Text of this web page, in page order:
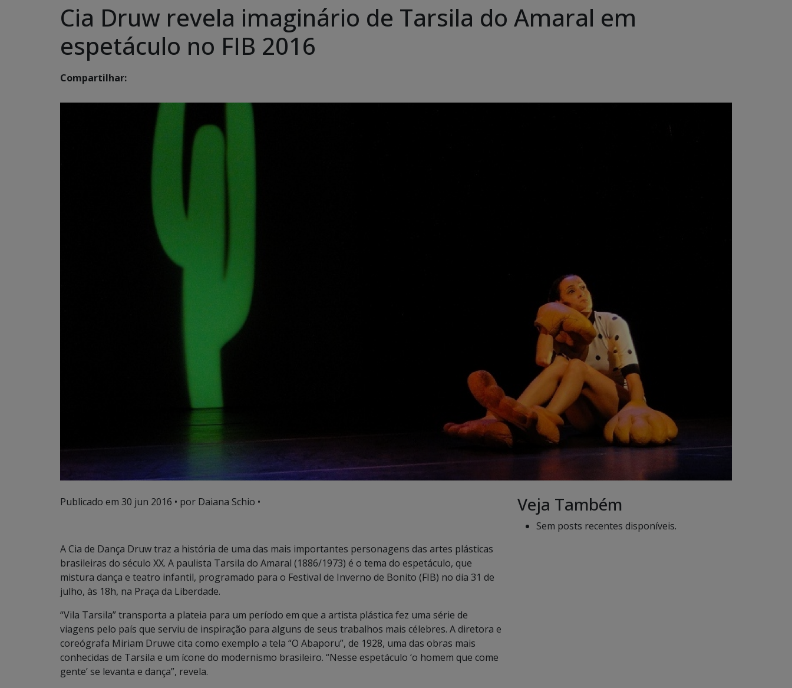
Cia Druw revela imaginário de Tarsila do Amaral em
espetáculo no FIB 2016
Compartilhar:
Publicado em 30 jun 2016 • por Daiana Schio •
A Cia de Dança Druw traz a história de uma das mais importantes personagens das artes plásticas
brasileiras do século XX. A paulista Tarsila do Amaral (1886/1973) é o tema do espetáculo, que
mistura dança e teatro infantil, programado para o Festival de Inverno de Bonito (FIB) no dia 31 de
julho, às 18h, na Praça da Liberdade.
“Vila Tarsila” transporta a plateia para um período em que a artista plástica fez uma série de
viagens pelo país que serviu de inspiração para alguns de seus trabalhos mais célebres. A diretora e
coreógrafa Miriam Druwe cita como exemplo a tela “O Abaporu”, de 1928, uma das obras mais
conhecidas de Tarsila e um ícone do modernismo brasileiro. “Nesse espetáculo ‘o homem que come
gente’ se levanta e dança”, revela.
Veja Também
Sem posts recentes disponíveis.